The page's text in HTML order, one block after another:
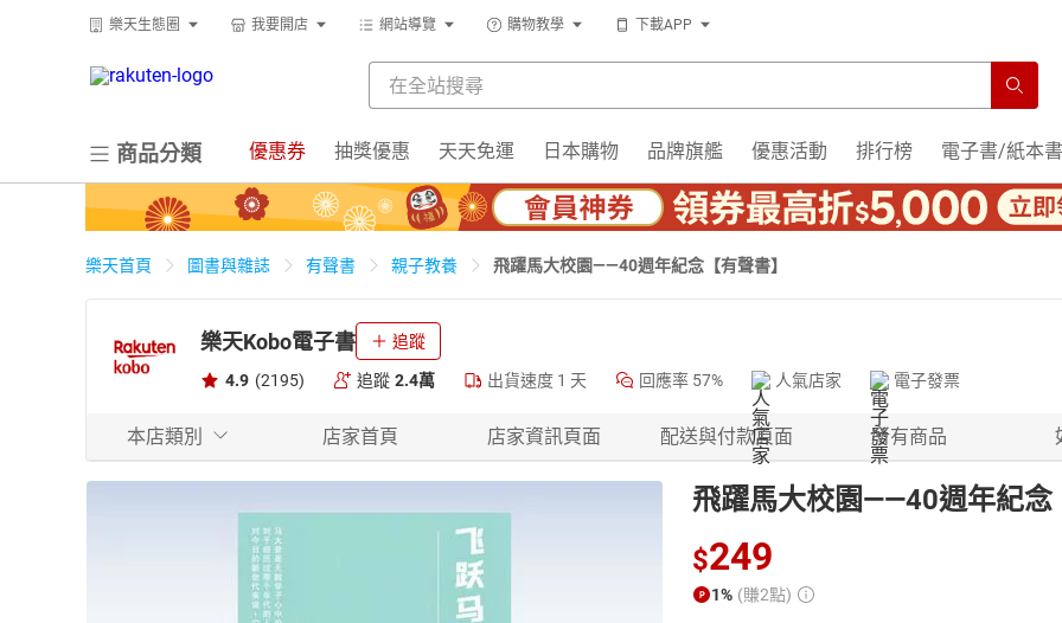
樂天生態圈 我要開店 網站導覽 購物教學 下載APP
商品分類 優惠券 抽獎優惠 天天免運 日本購物 品牌旗艦 優惠活動 排行榜 電子書/紙本書
樂天首頁 圖書與雜誌 有聲書 親子教養 飛躍馬大校園——40週年紀念【有聲書】
樂天Kobo電子書 追蹤
4.9 (2195) 追蹤 2.4萬 出貨速度 1 天 回應率 57% 人氣店家 電子發票
本店類別 店家首頁 店家資訊頁面 配送與付款頁面 所有商品
飛躍馬大校園——40週年紀念
$249
1% (賺2點)